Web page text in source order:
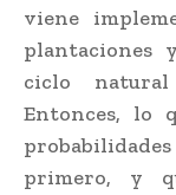
viene
plantaciones
ciclo
Entonces, lo
primero, y